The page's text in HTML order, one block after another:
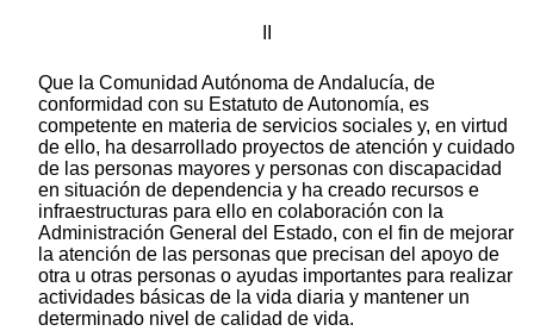
Que la Comunidad Autónoma de Andalucía, de
conformidad con su Estatuto de Autonomía, es
competente en materia de servicios sociales y, en virtud
de ello, ha desarrollado proyectos de atención y cuidado
de las personas mayores y personas con discapacidad
en situación de dependencia y ha creado recursos e
infraestructuras para ello en colaboración con la
Administración General del Estado, con el fin de mejorar
la atención de las personas que precisan del apoyo de
otra u otras personas o ayudas importantes para realizar
actividades básicas de la vida diaria y mantener un
determinado nivel de calidad de vida.